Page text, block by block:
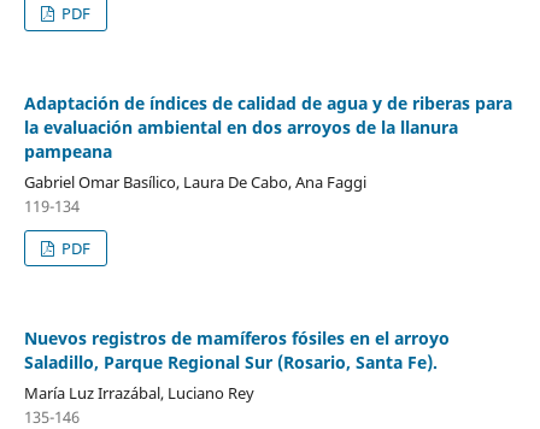
PDF
Adaptación de índices de calidad de agua y de riberas para
la evaluación ambiental en dos arroyos de la llanura
pampeana
Gabriel Omar Basílico, Laura De Cabo, Ana Faggi
119-134
PDF
Nuevos registros de mamíferos fósiles en el arroyo
Saladillo, Parque Regional Sur (Rosario, Santa Fe).
María Luz Irrazábal, Luciano Rey
135-146